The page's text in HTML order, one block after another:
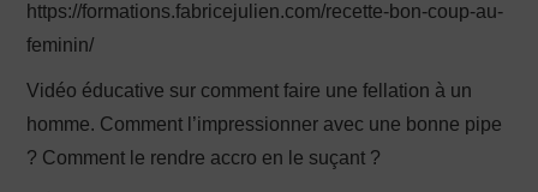
https://formations.fabricejulien.com/recette-bon-coup-au-
feminin/
Vidéo éducative sur comment faire une fellation à un
homme. Comment l’impressionner avec une bonne pipe
? Comment le rendre accro en le suçant ?